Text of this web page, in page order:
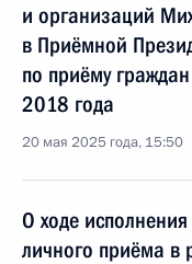
и организаций
в Приёмной
по приёму
2018 года
20 мая 2025 года, 15:50
О ходе
личного приёма в